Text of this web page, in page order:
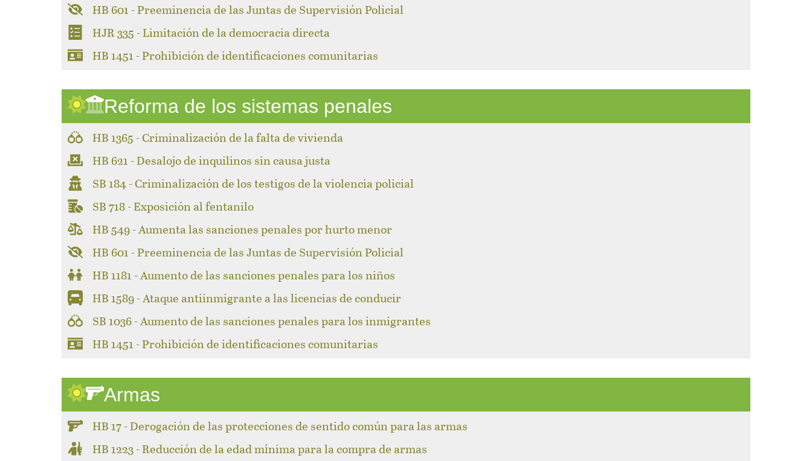
HB 601 - Preeminencia de las Juntas de Supervisión Policial
HJR 335 - Limitación de la democracia directa
HB 1451 - Prohibición de identificaciones comunitarias
Reforma de los sistemas penales
HB 1365 - Criminalización de la falta de vivienda
HB 621 - Desalojo de inquilinos sin causa justa
SB 184 - Criminalización de los testigos de la violencia policial
SB 718 - Exposición al fentanilo
HB 549 - Aumenta las sanciones penales por hurto menor
HB 601 - Preeminencia de las Juntas de Supervisión Policial
HB 1181 - Aumento de las sanciones penales para los niños
HB 1589 - Ataque antiinmigrante a las licencias de conducir
SB 1036 - Aumento de las sanciones penales para los inmigrantes
HB 1451 - Prohibición de identificaciones comunitarias
Armas
HB 17 - Derogación de las protecciones de sentido común para las armas
HB 1223 - Reducción de la edad mínima para la compra de armas